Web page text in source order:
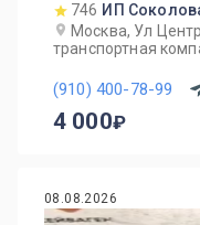
746 ИП
Москва, Ул
транспортная
(910) 400-78-99
4 000
08.08.2026